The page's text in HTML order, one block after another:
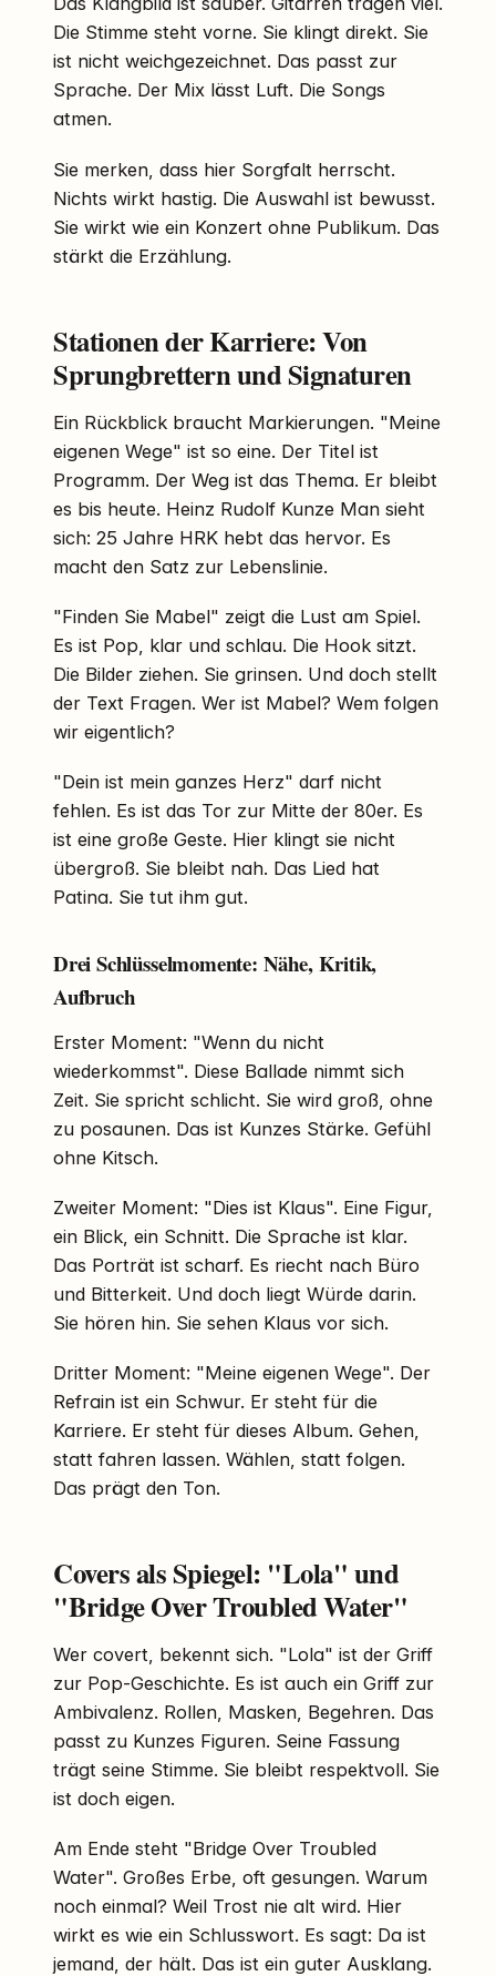
Die Stimme steht vorne. Sie klingt direkt. Sie
ist nicht weichgezeichnet. Das passt zur
Sprache. Der Mix lässt Luft. Die Songs
atmen.
Sie merken, dass hier Sorgfalt herrscht.
Nichts wirkt hastig. Die Auswahl ist bewusst.
Sie wirkt wie ein Konzert ohne Publikum. Das
stärkt die Erzählung.
Stationen der Karriere: Von
Sprungbrettern und Signaturen
Ein Rückblick braucht Markierungen. "Meine
eigenen Wege" ist so eine. Der Titel ist
Programm. Der Weg ist das Thema. Er bleibt
es bis heute. Heinz Rudolf Kunze Man sieht
sich: 25 Jahre HRK hebt das hervor. Es
macht den Satz zur Lebenslinie.
"Finden Sie Mabel" zeigt die Lust am Spiel.
Es ist Pop, klar und schlau. Die Hook sitzt.
Die Bilder ziehen. Sie grinsen. Und doch stellt
der Text Fragen. Wer ist Mabel? Wem folgen
wir eigentlich?
"Dein ist mein ganzes Herz" darf nicht
fehlen. Es ist das Tor zur Mitte der 80er. Es
ist eine große Geste. Hier klingt sie nicht
übergroß. Sie bleibt nah. Das Lied hat
Patina. Sie tut ihm gut.
Drei Schlüsselmomente: Nähe, Kritik,
Aufbruch
Erster Moment: "Wenn du nicht
wiederkommst". Diese Ballade nimmt sich
Zeit. Sie spricht schlicht. Sie wird groß, ohne
zu posaunen. Das ist Kunzes Stärke. Gefühl
ohne Kitsch.
Zweiter Moment: "Dies ist Klaus". Eine Figur,
ein Blick, ein Schnitt. Die Sprache ist klar.
Das Porträt ist scharf. Es riecht nach Büro
und Bitterkeit. Und doch liegt Würde darin.
Sie hören hin. Sie sehen Klaus vor sich.
Dritter Moment: "Meine eigenen Wege". Der
Refrain ist ein Schwur. Er steht für die
Karriere. Er steht für dieses Album. Gehen,
statt fahren lassen. Wählen, statt folgen.
Das prägt den Ton.
Covers als Spiegel: "Lola" und
"Bridge Over Troubled Water"
Wer covert, bekennt sich. "Lola" ist der Griff
zur Pop-Geschichte. Es ist auch ein Griff zur
Ambivalenz. Rollen, Masken, Begehren. Das
passt zu Kunzes Figuren. Seine Fassung
trägt seine Stimme. Sie bleibt respektvoll. Sie
ist doch eigen.
Am Ende steht "Bridge Over Troubled
Water". Großes Erbe, oft gesungen. Warum
noch einmal? Weil Trost nie alt wird. Hier
wirkt es wie ein Schlusswort. Es sagt: Da ist
jemand, der hält. Das ist ein guter Ausklang.